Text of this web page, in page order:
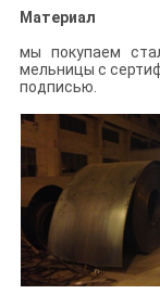
Материал
мы покупаем
мельницы с
подписью.